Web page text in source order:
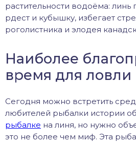
растительности водоёма:
рдест и кубышку, избегает
роголистника и элодея
Наиболее
время для ловли
Сегодня можно встретить
любителей рыбалки истории
рыбалке на линя, но нужно
это не более чем миф. Эта